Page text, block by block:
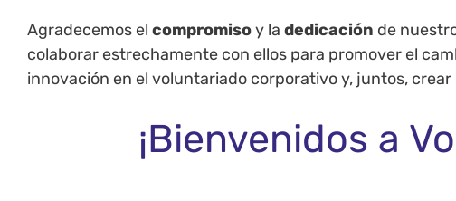
Agradecemos el compromisoy la dedicación de
colaborar estrechamente con ellos para promover el
innovación en el voluntariado corporativo y, juntos,
¡Bienvenidos a